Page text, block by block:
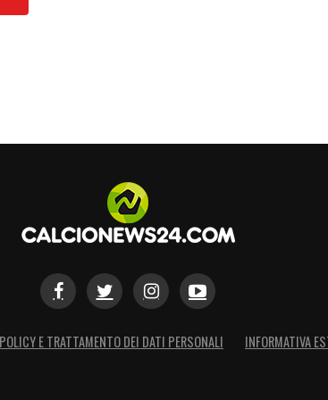
E TRATTAMENTO DEI DATI PERSONALI INFORMATIVA